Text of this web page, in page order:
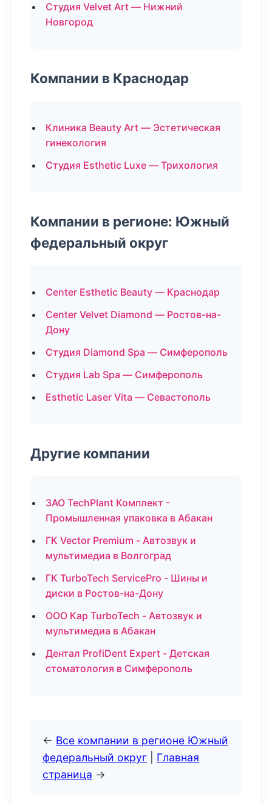
Студия Velvet Art — Нижний
Новгород
Компании в Краснодар
Клиника Beauty Art — Эстетическая
гинекология
Студия Esthetic Luxe — Трихология
Компании в регионе: Южный
федеральный округ
Center Esthetic Beauty — Краснодар
Center Velvet Diamond — Ростов-на-
Дону
Студия Diamond Spa — Симферополь
Студия Lab Spa — Симферополь
Esthetic Laser Vita — Севастополь
Другие компании
ЗАО TechPlant Комплект -
Промышленная упаковка в Абакан
ГК Vector Premium - Автозвук и
мультимедиа в Волгоград
ГК TurboTech ServicePro - Шины и
диски в Ростов-на-Дону
ООО Кар TurboTech - Автозвук и
мультимедиа в Абакан
Дентал ProfiDent Expert - Детская
стоматология в Симферополь
← Все компании в регионе Южный
федеральный округ
Главная
страница →